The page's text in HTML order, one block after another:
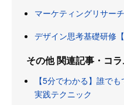
マーケティングリサー
デザイン思考基礎研修
その他 関連記事・コ
【5分でわかる】誰で
実践テクニック